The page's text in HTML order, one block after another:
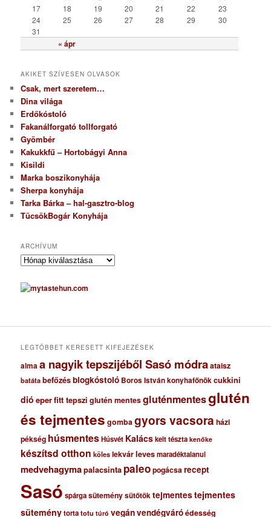
« ápr
17
18 19 20 21 22
23
24
25 26 27 28 29
30
31
AKIKET SZÍVESEN OLVASOK
Csak, mert szeretem…
Dina világa
Erdőkóstoló
Fakanálforgató tollforgató
Gyömbér
Kakukkfű – Hortobágyi Anna
Kisildi
Marka boszikonyhája
Sherpa konyhája
Tarka Bárka – hal-gasztro-blog
TücsökBogár Konyhája
ARCHÍVUM
A
c
h
u
LEGTÖBBET KERESETT KIFEJEZÉSEK
almaa nagyik tepszijéből Sasó módraataisz
batáta befőzésblogkóstoló Boros István konyhafőnökcukkini
dió eperfitt tepszi glutén mentesgluténmentesglutén
és tejmentes gombagyors vacsora házi
pékség húsmentesHúsvét Kalácskelt tészta kenőke
készítsd otthon köles lekvárlevesmaradéktalanul
medvehagymapalacsinta paleopogácsarecept
Sasó spárgasüteménysütőtöktejmentestejmentes
süteménytorta totu túró vegánvendégváróédesség